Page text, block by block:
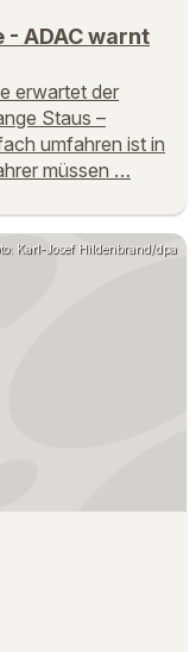
- ADAC warnt
erwartet der
Staus –
umfahren ist in
müssen …
Karl-Josef Hildenbrand/dpa